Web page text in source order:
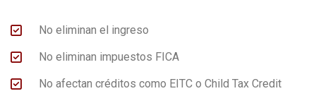
No eliminan el ingreso
No eliminan impuestos FICA
No afectan créditos como EITC o Child Tax Credit